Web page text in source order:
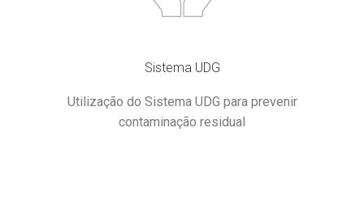
Sistema UDG
Utilização do Sistema UDG para prevenir
contaminação residual